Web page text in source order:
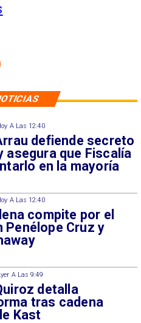
A Las 12:40
defiende secreto
asegura que Fiscalía
en la mayoría
A Las 12:40
compite por el
Penélope Cruz y
A Las 9:49
detalla
tras cadena
Kast